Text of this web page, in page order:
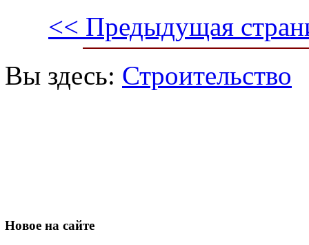
<< Предыдущая
Вы здесь: Строительство
Новое на сайте